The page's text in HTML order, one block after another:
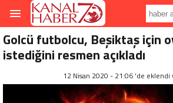
Golcü futbolcu, Beşiktaş için
istediğini resmen açıkladı
12 Nisan 2020 - 21:06 'de eklendi